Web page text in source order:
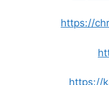
https://
https://